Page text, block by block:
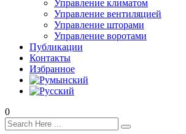
Управление климатом
Управление вентиляцией
Управление шторами
Управление воротами
Публикации
Контакты
Избранное
0